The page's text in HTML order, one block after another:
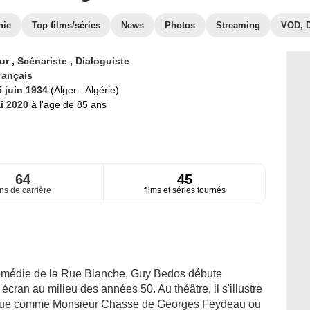
Top films/séries News Photos Streaming VOD,
, Scénariste , Dialoguiste
juin 1934 (Alger - Algérie)
2020 à l'age de 85 ans
64
de carrière
45
films et séries tournés
de la Rue Blanche, Guy Bedos débute
au milieu des années 50. Au théâtre, il s'illustre
comme Monsieur Chasse de Georges Feydeau ou